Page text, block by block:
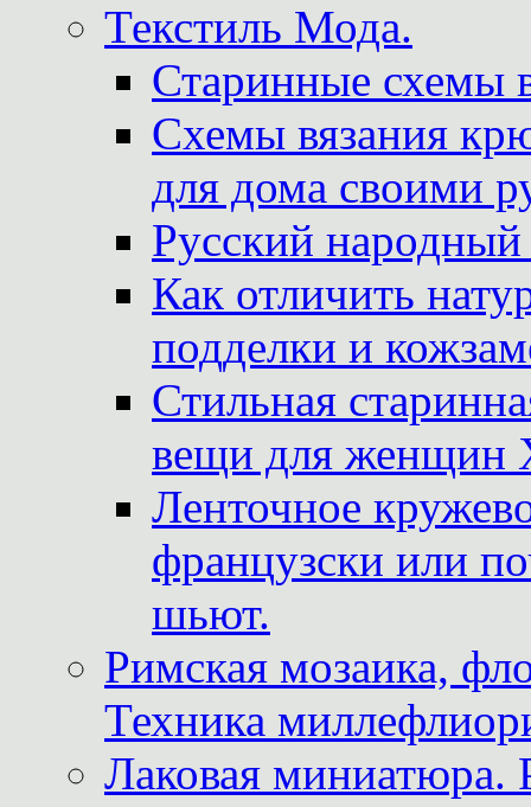
Текстиль Мода.
Старинные схемы
Схемы вязания
для дома своими
Русский
Как отличить
подделки и
Стильная
вещи для женщин
Ленточное
французски или
шьют.
Римская мозаика,
Техника
Лаковая миниатюра.